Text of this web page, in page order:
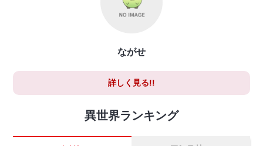
ながせ
詳しく見る!!
異世界ランキング